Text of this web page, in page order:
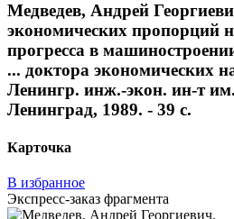
Медведев, Андрей
экономических пропорций
прогресса в
... доктора экономических
Ленингр. инж.-экон. ин-т
Ленинград, 1989. - 39 с.
Карточка
В избранное
Экспресс-заказ фрагмента